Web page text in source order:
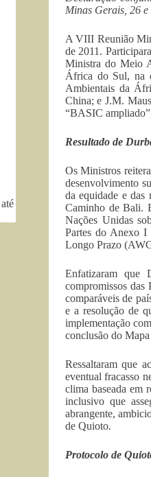
Minas Gerais, 26 e
A VIII Reunião
de 2011.
Ministra do Meio
África do Sul, na
Ambientais da
China; e J.M.
“BASIC
Resultado de
Os Ministros
desenvolvimento
da equidade e das
Caminho de Bali.
Nações Unidas
Partes do Anexo
Longo Prazo
Enfatizaram que
compromissos
comparáveis de
e a resolução de
implementação
conclusão do
Ressaltaram que
eventual fracasso
clima baseada em
inclusivo que
abrangente,
de Quioto.
Protocolo de